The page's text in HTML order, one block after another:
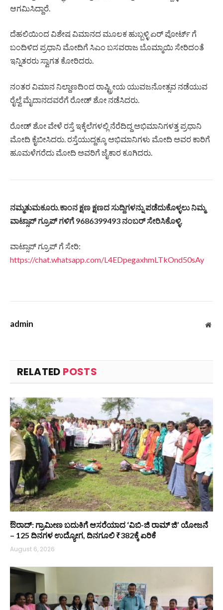
ಆಗಮಿಸಿದ್ದಾರೆ.
ದೆಹಲಿಯಿಂದ ವಿಶೇಷ ವಿಮಾನದ ಮೂಲಕ ಹುಬ್ಬಳ್ಳಿ ಏರ್ ಪೋರ್ಟ್ ಗೆ
ಬಂದಿಳಿದ ಪ್ರಧಾನಿ ಮೋದಿಗೆ ಸಿಎಂ ಬಸವರಾಜ ಬೊಮ್ಮಾಯಿ ಸೇರಿದಂತೆ
ಇನ್ನಿತರರು ಸ್ವಾಗತ ಕೋರಿದರು.
ನಂತರ ವಿಮಾನ ನಿಲ್ದಾಣದಿಂದ ರಾಷ್ಟ್ರೀಯ ಯುವಜನೋತ್ಸವ ನಡೆಯುವ
ರೈಲ್ವೆ ಮೈದಾನದವರೆಗೆ ರೋಡ್ ಶೋ ನಡೆಸಿದರು.
ರೋಡ್ ಶೋ ವೇಳೆ ರಸ್ತೆ ಇಕ್ಕೆಲೆಗಳಲ್ಲಿ ನೆರೆದಿದ್ದ ಅಭಿಮಾನಿಗಳತ್ತ ಪ್ರಧಾನಿ
ಮೋದಿ ಕೈಬೀಸಿದರು. ರಸ್ತೆಯುದ್ದಕ್ಕೂ ಅಭಿಮಾನಿಗಳು ಮೋದಿ ಅವರ ಕಾರಿಗೆ
ಹೂಮಳೆಗರೆದು ಮೋದಿ ಅವರಿಗೆ ಜೈಕಾರ ಕೂಗಿದರು.
ನಮ್ಮತುಮಕೂರು.ಕಾಂನ ಕ್ಷಣ ಕ್ಷಣದ ಸುದ್ದಿಗಳನ್ನು ಪಡೆದುಕೊಳ್ಳಲು ನಿಮ್ಮ
ವಾಟ್ಸಾಪ್ ಗ್ರೂಪ್ ಗಳಿಗೆ 9686399493 ನಂಬರ್ ಸೇರಿಸಿಕೊಳ್ಳಿ.
ವಾಟ್ಸಾಪ್ ಗ್ರೂಪ್ ಗೆ ಸೇರಿ:
https://chat.whatsapp.com/L4EDpegaxhmLTkOnd50sAy
admin
RELATED POSTS
ಔರಾದ್: ಗ್ರಾಮೀಣ ಬದುಕಿಗೆ ಆಸರೆಯಾದ ‘ವಿಬಿ-ಜಿ ರಾಮ್ ಜಿ’ ಯೋಜನೆ
– 125 ದಿನಗಳ ಉದ್ಯೋಗ, ದಿನಗೂಲಿ ₹382ಕ್ಕೆ ಏರಿಕೆ
August 6, 2026